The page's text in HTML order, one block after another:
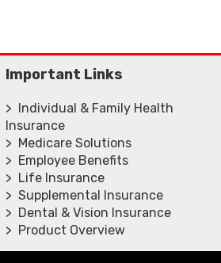
Important Links
> Individual & Family Health
Insurance
> Medicare Solutions
> Employee Benefits
> Life Insurance
> Supplemental Insurance
> Dental & Vision Insurance
> Product Overview